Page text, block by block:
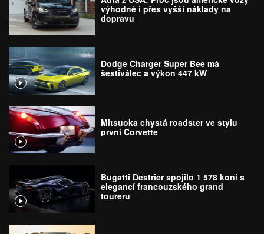
výhodné i přes vyšší náklady na
dopravu
Dodge Charger Super Bee má
šestiválec a výkon 447 kW
Mitsuoka chystá roadster ve stylu
první Corvette
Bugatti Destrier spojilo 1 578 koní s
elegancí francouzského grand
toureru